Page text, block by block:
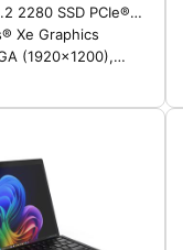
not
2280 SSD PCIe®
4.0
Xe Graphics
(1920x1200),
IPS, 500nits,